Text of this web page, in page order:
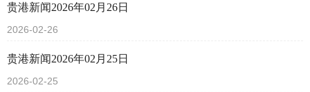
贵港新闻2026年02月26日
2026-02-26
贵港新闻2026年02月25日
2026-02-25